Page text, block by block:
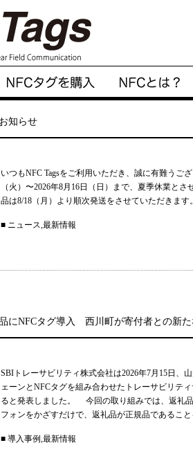
知らせ
いつもNFC Tagsをご利用いただき、誠に有難う
（火）〜2026年8月16日（日）まで、夏季休業と
品は8/18（月）より順次発送をさせていただきま
■ ニュース,最新情報
にNFCタグ導入 西川町が寄付者との新
SBIトレーサビリティ株式会社は2026年7月15日、
ェーンとNFCタグを組み合わせたトレーサビリテ
ると発表しました。 今回の取り組みでは、返礼
フォンをかざすだけで、返礼品が正規品であるこ
■ 導入事例,最新情報